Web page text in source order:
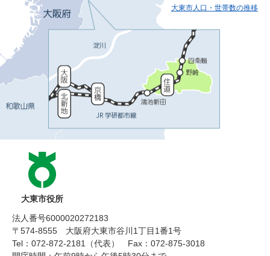
大東市人口・世帯数の推移
大東市役所
法人番号6000020272183
〒574-8555 大阪府大東市谷川1丁目1番1号
Tel：072-872-2181（代表）
Fax：072-875-3018